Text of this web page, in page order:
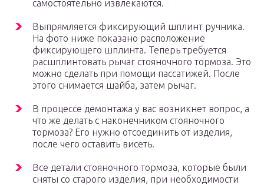
самостоятельно извлекаются.
Выпрямляется фиксирующий шплинт ручника.
На фото ниже показано расположение
фиксирующего шплинта. Теперь требуется
расшплинтовать рычаг стояночного тормоза. Это
можно сделать при помощи пассатижей. После
этого снимается шайба, затем рычаг.
В процессе демонтажа у вас возникнет вопрос, а
что же делать с наконечником стояночного
тормоза? Его нужно отсоединить от изделия,
после чего оставить висеть.
Все детали стояночного тормоза, которые были
сняты со старого изделия, при необходимости